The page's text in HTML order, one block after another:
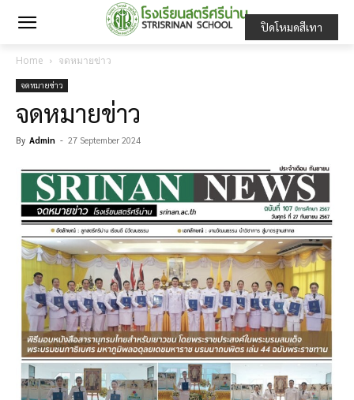
Home จดหมายข่าว
จดหมายข่าว
จดหมายข่าว
By Admin - 27 September 2024
ปิดโหมดสีเทา